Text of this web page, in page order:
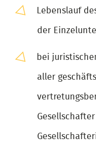
Lebenslauf
der
bei
aller